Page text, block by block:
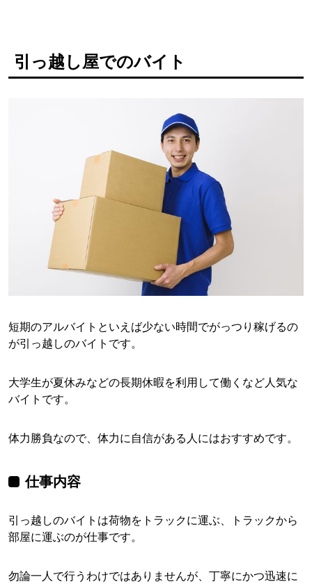
引っ越し屋でのバイト
短期のアルバイトといえば少ない時間でがっつり稼げるの
が引っ越しのバイトです。
大学生が夏休みなどの長期休暇を利用して働くなど人気な
バイトです。
体力勝負なので、体力に自信がある人にはおすすめです。
仕事内容
引っ越しのバイトは荷物をトラックに運ぶ、トラックから
部屋に運ぶのが仕事です。
勿論一人で行うわけではありませんが、丁寧にかつ迅速に